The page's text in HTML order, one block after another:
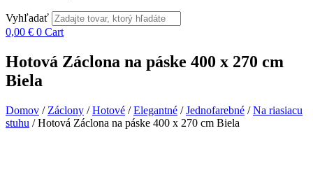
Vyhľadať
0,00 € 0 Cart
Hotová Záclona na páske 400 x 270 cm
Biela
Domov / Záclony /Hotové /Elegantné /Jednofarebné /Na riasiacu
stuhu / Hotová Záclona na páske 400 x 270 cm Biela